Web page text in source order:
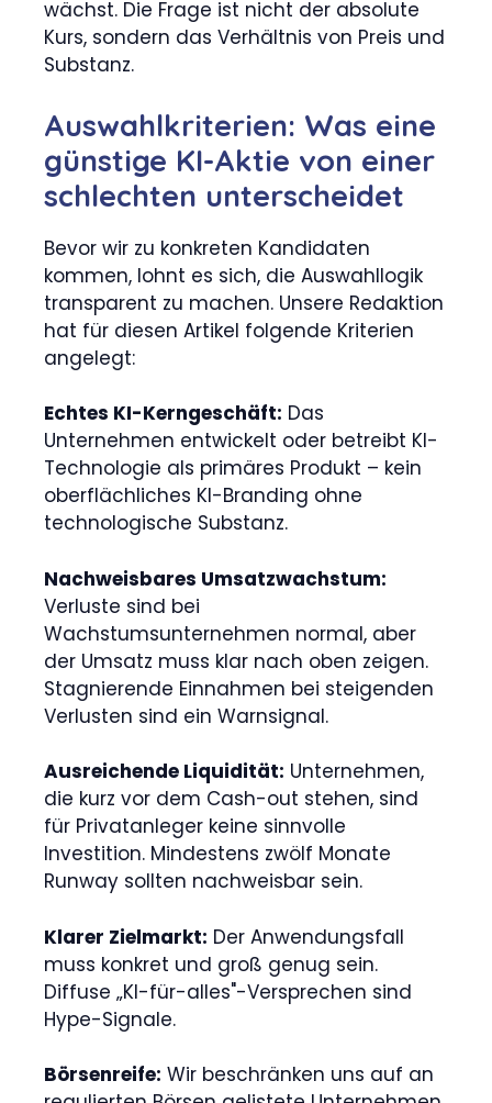
wächst. Die Frage ist nicht der absolute
Kurs, sondern das Verhältnis von Preis und
Substanz.
Auswahlkriterien: Was eine
günstige KI-Aktie von einer
schlechten unterscheidet
Bevor wir zu konkreten Kandidaten
kommen, lohnt es sich, die Auswahllogik
transparent zu machen. Unsere Redaktion
hat für diesen Artikel folgende Kriterien
angelegt:
Echtes KI-Kerngeschäft: Das
Unternehmen entwickelt oder betreibt KI-
Technologie als primäres Produkt – kein
oberflächliches KI-Branding ohne
technologische Substanz.
Nachweisbares Umsatzwachstum:
Verluste sind bei
Wachstumsunternehmen normal, aber
der Umsatz muss klar nach oben zeigen.
Stagnierende Einnahmen bei steigenden
Verlusten sind ein Warnsignal.
Ausreichende Liquidität: Unternehmen,
die kurz vor dem Cash-out stehen, sind
für Privatanleger keine sinnvolle
Investition. Mindestens zwölf Monate
Runway sollten nachweisbar sein.
Klarer Zielmarkt: Der Anwendungsfall
muss konkret und groß genug sein.
Diffuse „KI-für-alles"-Versprechen sind
Hype-Signale.
Börsenreife: Wir beschränken uns auf an